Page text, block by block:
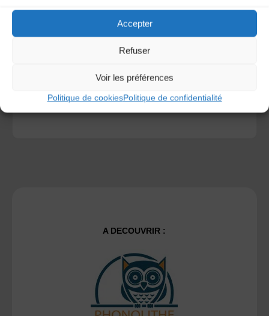
Accepter
Refuser
Voir les préférences
Politique de cookiesPolitique de confidentialité
Save my name, email, and site URL in my browser for next
time I post a comment.
Ce site utilise Akismet pour réduire les indésirables.
savoir plus sur la façon dont les données de vos
A DECOUVRIR :